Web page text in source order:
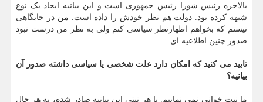
بالاخره رئیس شورا رئیس جمهوری است و این بیانیه ایجاد یک نوع
شبهه کرده بود. دولت هم نظر خودش را داده است. من در جایگاهی
نیستم که بخواهم اظهارنظر سیاسی کنم ولی به نظر من درست نبود
صدور چنین اطلاعیه ای.
تایید می کنید که امکان دارد علت شخصی یا سیاسی داشته صدور آن
بیانیه؟
ما نیت خوانی نمی نماییم. با هر نیتی این بیانیه صادر شده، به هر حال